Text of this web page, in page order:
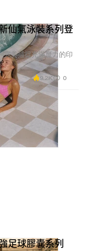
仙氣泳裝系列登
完美捕捉充滿魔力的印
9.2K 0
足球膠囊系列